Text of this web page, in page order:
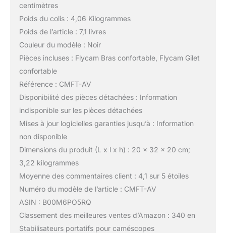
centimètres
Poids du colis : 4,06 Kilogrammes
Poids de l’article : 7,1 livres
Couleur du modèle : Noir
Pièces incluses : Flycam Bras confortable, Flycam Gilet
confortable
Référence : CMFT-AV
Disponibilité des pièces détachées : Information
indisponible sur les pièces détachées
Mises à jour logicielles garanties jusqu’à : Information
non disponible
Dimensions du produit (L x l x h) : 20 x 32 x 20 cm;
3,22 kilogrammes
Moyenne des commentaires client : 4,1 sur 5 étoiles
Numéro du modèle de l’article : CMFT-AV
ASIN : B00M6PO5RQ
Classement des meilleures ventes d’Amazon : 340 en
Stabilisateurs portatifs pour caméscopes